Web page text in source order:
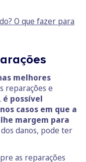
O que fazer para
melhores
reparações e
é possível
casos em que a
margem para
danos, pode ter
as reparações